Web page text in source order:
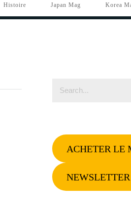
Histoire Japan Mag Korea
ACHETER LE
NEWSLETTER